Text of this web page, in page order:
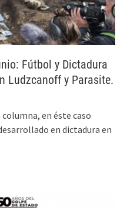
Fútbol y Dictadura
Ludzcanoff y Parasite.
en éste caso
en dictadura en